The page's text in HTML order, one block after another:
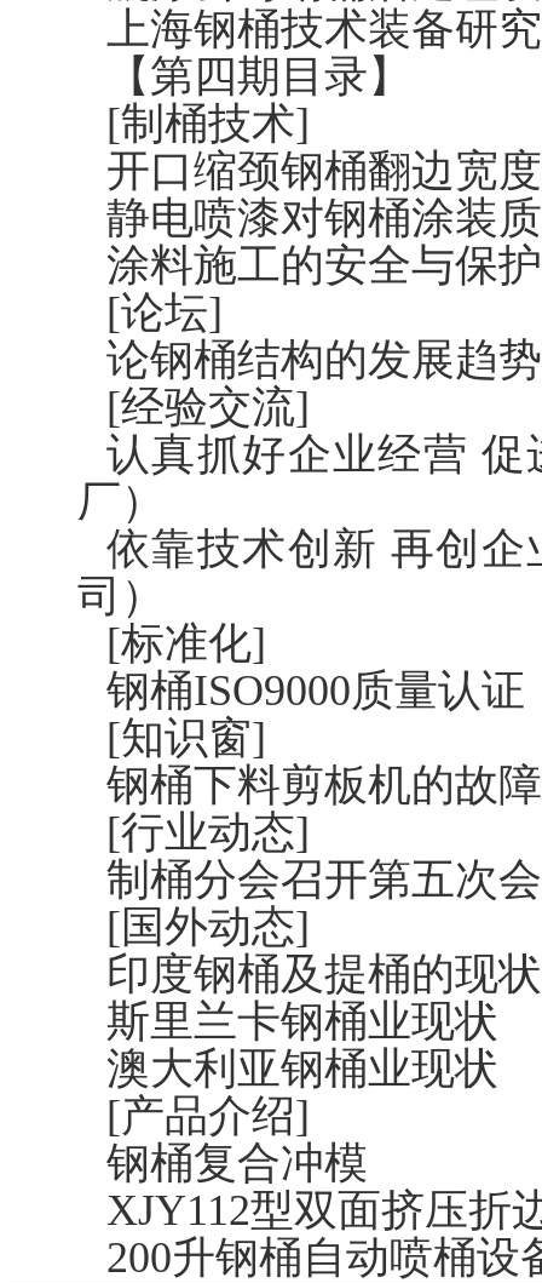
上海钢桶技术装备研
【第四期目录】
[制桶技术]
开口缩颈钢桶翻边宽
静电喷漆对钢桶涂装
涂料施工的安全与保
[论坛]
论钢桶结构的发展趋
[经验交流]
认真抓好企业经营
厂）
依靠技术创新 再创
司）
[标准化]
钢桶ISO9000质量认
[知识窗]
钢桶下料剪板机的故
[行业动态]
制桶分会召开第五次
[国外动态]
印度钢桶及提桶的现
斯里兰卡钢桶业现状
澳大利亚钢桶业现状
[产品介绍]
钢桶复合冲模
XJY112型双面挤压折
200升钢桶自动喷桶设